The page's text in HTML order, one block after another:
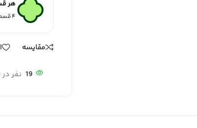
هر
۴ قسط ماهانه. بدون سود، چک و ضامن.
مقایسه
19 نفر